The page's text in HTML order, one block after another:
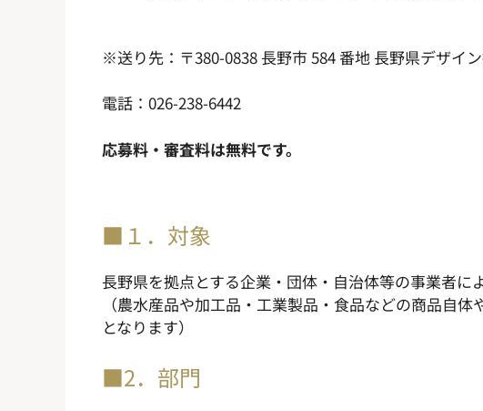
※送り先：〒380-0838 長野市 584 番地 長野県デザイ
電話：026-238-6442
応募料・審査料は無料です。
■１．対象
長野県を拠点とする企業・団体・自治体等の事業者に
（農水産品や加工品・工業製品・食品などの商品自
となります）
■2．部門